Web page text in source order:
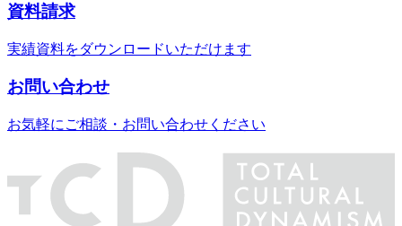
資料請求
実績資料をダウンロードいただけます
お問い合わせ
お気軽にご相談・お問い合わせください